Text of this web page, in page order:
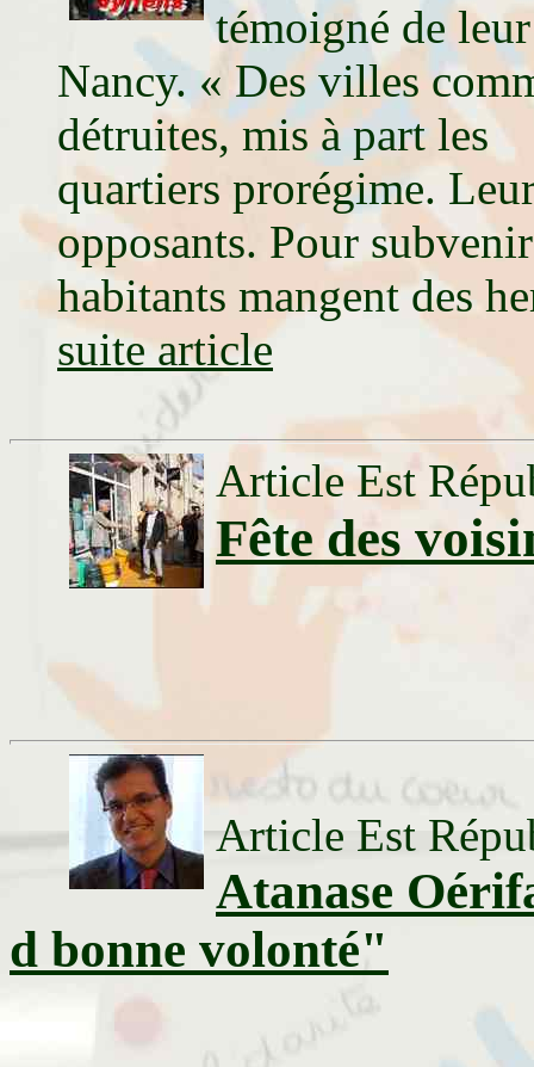
témoigné de
Nancy. « Des villes
détruites, mis à part les
quartiers prorégime.
opposants. Pour
habitants mangent des
suite article
Article Est
Fête des
Article Est
Atanase
d bonne volonté"